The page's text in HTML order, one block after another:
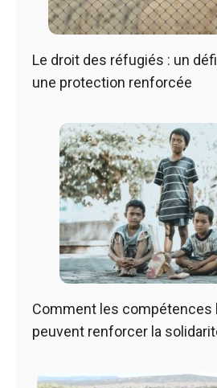
Le droit des réfugiés : un
une protection renforcée
Comment les compétences
peuvent renforcer la